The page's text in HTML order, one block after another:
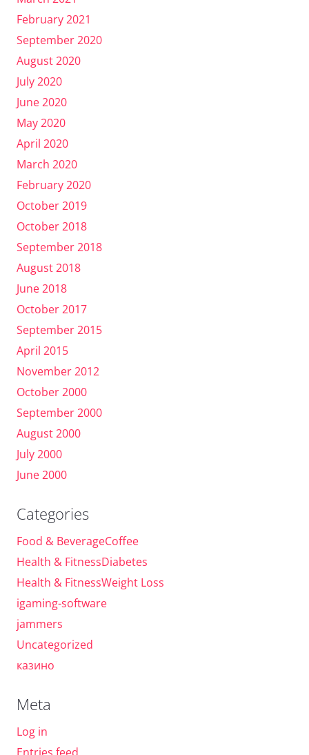
February 2021
September 2020
August 2020
July 2020
June 2020
May 2020
April 2020
March 2020
February 2020
October 2019
October 2018
September 2018
August 2018
June 2018
October 2017
September 2015
April 2015
November 2012
October 2000
September 2000
August 2000
July 2000
June 2000
Categories
Food & BeverageCoffee
Health & FitnessDiabetes
Health & FitnessWeight Loss
igaming-software
jammers
Uncategorized
казино
Meta
Log in